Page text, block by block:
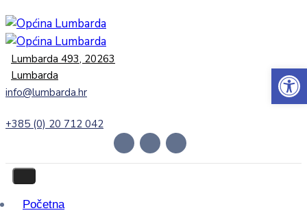
Lumbarda 493, 20263
Lumbarda
info@lumbarda.hr
+385 (0) 20 712 042
Početna